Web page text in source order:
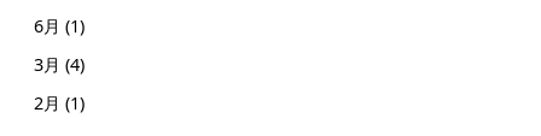
6月 (1)
3月 (4)
2月 (1)